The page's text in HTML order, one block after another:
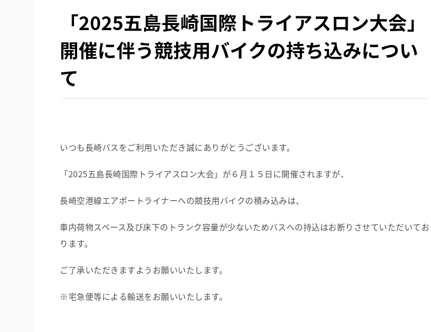
「2025五島長崎国際トライアスロン大会」
開催に伴う競技用バイクの持ち込みについ
て
いつも長崎バスをご利用いただき誠にありがとうございます。
「2025五島長崎国際トライアスロン大会」が６月１５日に開催されますが、
長崎空港線エアポートライナーへの競技用バイクの積み込みは、
車内荷物スペース及び床下のトランク容量が少ないためバスへの持込はお断りさせていただいてお
ります。
ご了承いただきますようお願いいたします。
※宅急便等による輸送をお願いいたします。